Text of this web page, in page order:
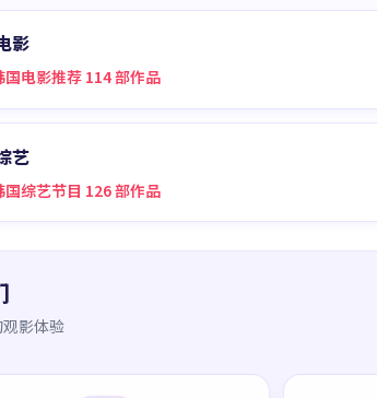
影
国电影推荐 114 部作品
艺
国综艺节目 126 部作品
影体验